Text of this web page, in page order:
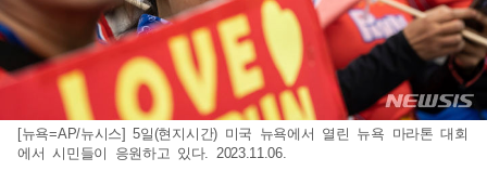
[뉴욕=AP/뉴시스] 5일(현지시간) 미국 뉴욕에서 열린 뉴욕 마라톤 대회
에서 시민들이 응원하고 있다. 2023.11.06.